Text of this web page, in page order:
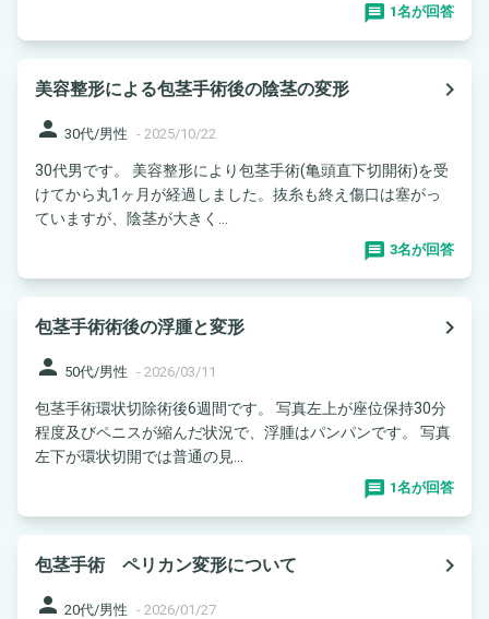
1名が回答
美容整形による包茎手術後の陰茎の変形
navigate_next
person 30代/男性 - 2025/10/22
30代男です。 美容整形により包茎手術(亀頭直下切開術)を受
けてから丸1ヶ月が経過しました。抜糸も終え傷口は塞がっ
ていますが、陰茎が大きく...
3名が回答
包茎手術術後の浮腫と変形
navigate_next
person 50代/男性 - 2026/03/11
包茎手術環状切除術後6週間です。 写真左上が座位保持30分
程度及びペニスが縮んだ状況で、浮腫はパンパンです。 写真
左下が環状切開では普通の見...
1名が回答
包茎手術 ペリカン変形について
navigate_next
person 20代/男性 - 2026/01/27